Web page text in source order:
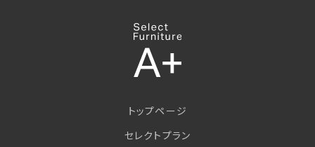
トップページ
セレクトプラン